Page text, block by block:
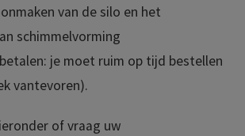
van de silo en het
schimmelvorming
je moet ruim op tijd bestellen
vantevoren).
of vraag uw